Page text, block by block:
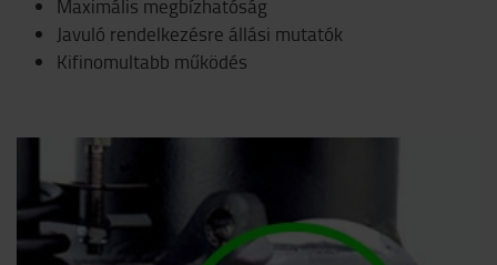
Maximális megbízhatóság
Javuló rendelkezésre állási mutatók
Kifinomultabb működés